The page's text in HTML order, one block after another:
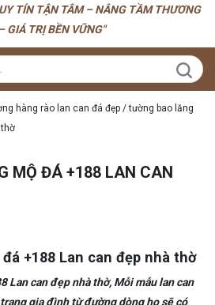
TÍN TẬN TÂM – NÂNG TẦM THƯƠNG
GIÁ TRỊ BỀN VỮNG"
hàng rào lan can đá đẹp /tường bao lăng
MỘ ĐÁ +188 LAN CAN
+188 Lan can đẹp nhà thờ
Lan can đẹp nhà thờ, Mỗi mẫu lan can
gia đình từ đường dòng họ sẽ có